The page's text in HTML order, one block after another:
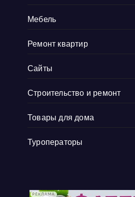
Мебель
Ремонт квартир
Сайты
Строительство и ремонт
Товары для дома
Туроператоры